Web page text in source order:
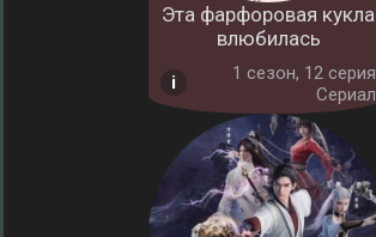
Эта фарфоровая кукла
влюбилась
1 cезон, 12 серия
Сериал